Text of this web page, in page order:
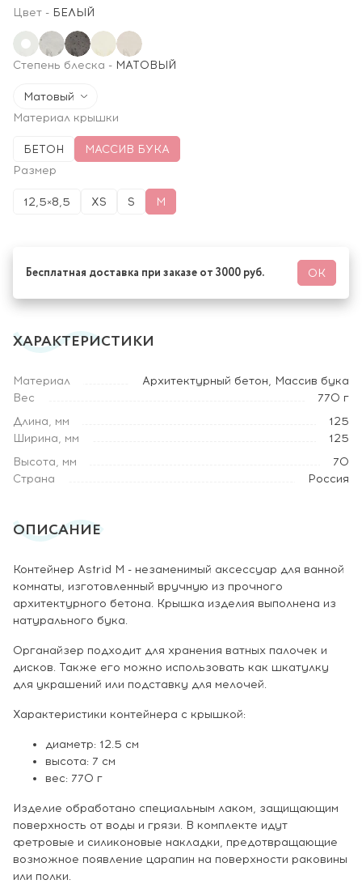
Цвет - БЕЛЫЙ
Степень блеска - МАТОВЫЙ
Матовый
Материал крышки
БЕТОН
МАССИВ БУКА
Размер
12,5×8,5 XS S M
Бесплатная доставка при заказе от 3000 руб. ОК
ХАРАКТЕРИСТИКИ
Материал
Архитектурный бетон, Массив бука
Вес
770 г
Длина, мм
125
Ширина, мм
125
Высота, мм
70
Страна
Россия
ОПИСАНИЕ
Контейнер Astrid M - незаменимый аксессуар для ванной
комнаты, изготовленный вручную из прочного
архитектурного бетона. Крышка изделия выполнена из
натурального бука.
Органайзер подходит для хранения ватных палочек и
дисков. Также его можно использовать как шкатулку
для украшений или подставку для мелочей.
Характеристики контейнера с крышкой:
диаметр: 12.5 см
высота: 7 см
вес: 770 г
Изделие обработано специальным лаком, защищающим
поверхность от воды и грязи. В комплекте идут
фетровые и силиконовые накладки, предотвращающие
возможное появление царапин на поверхности раковины
или полки.